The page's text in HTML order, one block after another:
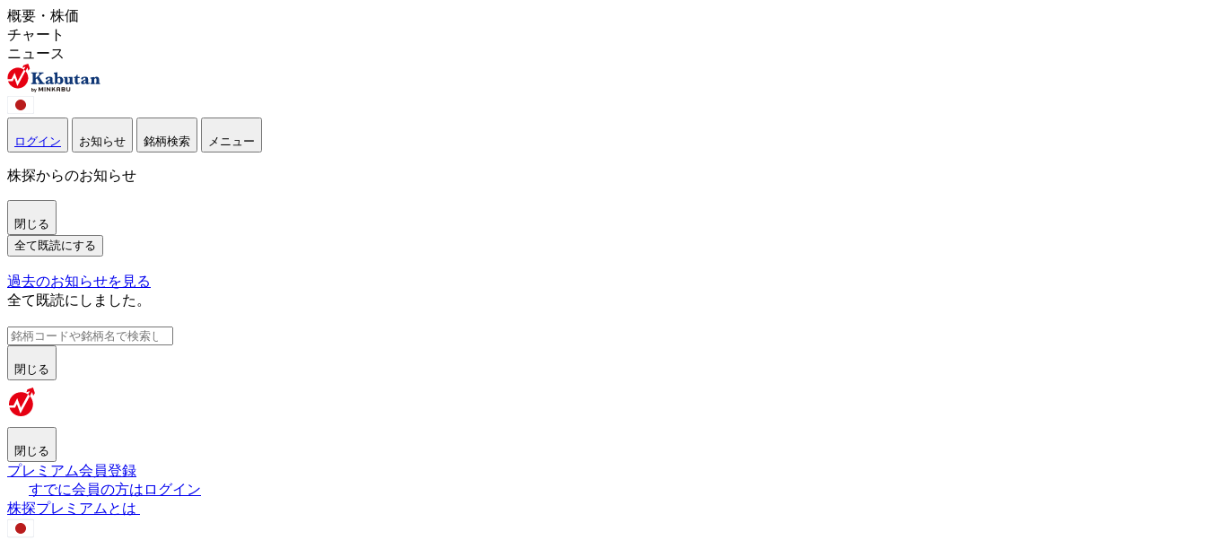
概要・株価
チャート
ニュース
ログイン お知らせ 銘柄検索 メニュー
株探からのお知らせ
閉じる
全て既読にする
過去のお知らせを見る
全て既読にしました。
閉じる
閉じる
プレミアム会員登録
すでに会員の方はログイン
株探プレミアムとは